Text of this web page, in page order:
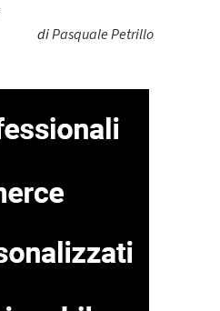
diPasquale Petrillo